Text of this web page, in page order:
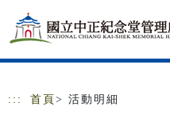
跳到主要內容
網站導覽
::: 首頁 > 活動明細